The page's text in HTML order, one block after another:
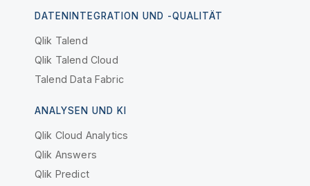
DATENINTEGRATION UND -QUALITÄT
Qlik Talend
Qlik Talend Cloud
Talend Data Fabric
ANALYSEN UND KI
Qlik Cloud Analytics
Qlik Answers
Qlik Predict